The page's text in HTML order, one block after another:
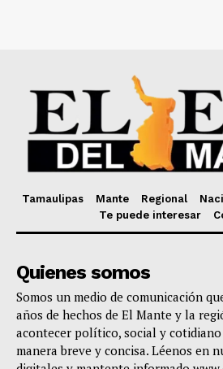
Tamaulipas Mante Regional
Te puede interesar
Quienes somos
Somos un medio de comunicación
años de hechos de El Mante y la
acontecer político, social y
manera breve y concisa. Léenos en